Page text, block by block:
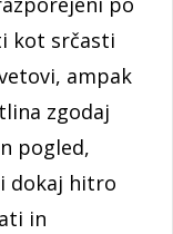
kot srčasti
ampak
zgodaj
pogled,
dokaj hitro
in